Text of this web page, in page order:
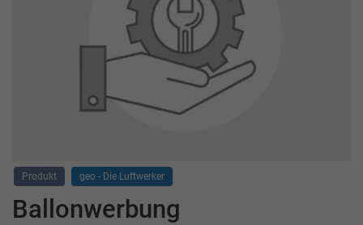
Produkt geo - Die Luftwerker
Ballonwerbung